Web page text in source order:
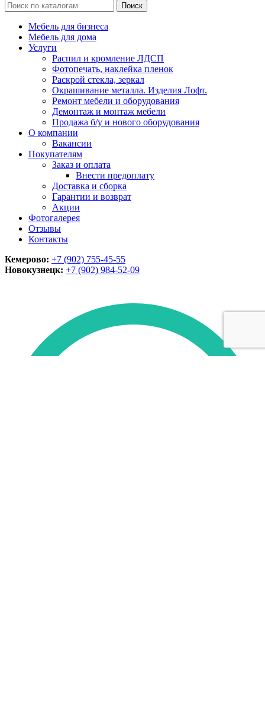
Поиск
Мебель для бизнеса
Мебель для дома
Услуги
Распил и кромление ЛДСП
Фотопечать, наклейка пленок
Раскрой стекла, зеркал
Окрашивание металла. Изделия Лофт.
Ремонт мебели и оборудования
Демонтаж и монтаж мебели
Продажа б/у и нового оборудования
О компании
Вакансии
Покупателям
Заказ и оплата
Внести предоплату
Доставка и сборка
Гарантии и возврат
Акции
Фотогалерея
Отзывы
Контакты
Кемерово: +7 (902) 755-45-55
Новокузнецк: +7 (902) 984-52-09